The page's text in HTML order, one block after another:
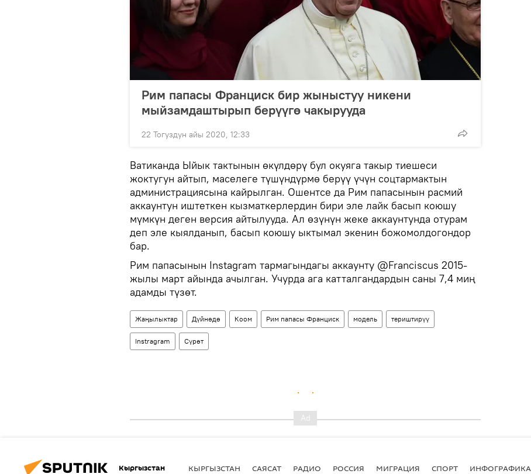
Рим папасы Франциск бир жыныстуу никени
мыйзамдаштырып берүүгө чакырууда
22 Тогуздун айы 2020, 12:33
Ватиканда Ыйык тактынын өкүлдөрү бул окуяга такыр тиешеси
жоктугун айтып, маселеге түшүндүрмө берүү үчүн соцтармактын
администрациясына кайрылган. Ошентсе да Рим папасынын расмий
аккаунтун иштеткен кызматкерлердин бири эле лайк басып коюшу
мүмкүн деген версия айтылууда. Ал өзүнүн жеке аккаунтунда отурам
деп эле кыялданып, басып коюшу ыктымал экенин божомолдогондор
бар.
Рим папасынын Instagram тармагындагы аккаунту @Franciscus 2015-
жылы март айында ачылган. Учурда ага катталгандардын саны 7,4 миң
адамды түзөт.
Жаңылыктар Дүйнөдө Коом Рим папасы Франциск модель териштирүү
Instragram Сүрөт
Кыргызстан КЫРГЫЗСТАН САЯСАТ РАДИО РОССИЯ МИГРАЦИЯ СПОРТ ИНФОГРАФИКА